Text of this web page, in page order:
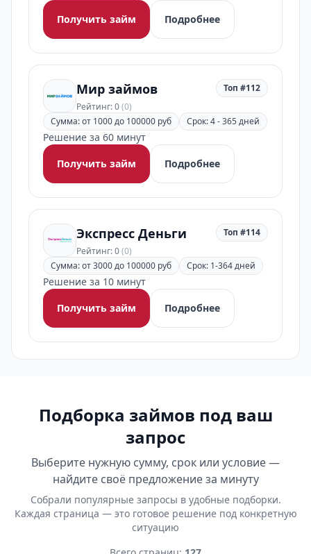
Получить займ
Подробнее
Мир займов
Рейтинг: 0(0)
Топ #112
Сумма: от 1000 до 100000 руб Срок: 4 - 365 дней
Решение за 60 минут
Получить займ
Подробнее
Экспресс Деньги
Рейтинг: 0(0)
Топ #114
Сумма: от 3000 до 100000 руб Срок: 1-364 дней
Решение за 10 минут
Получить займ
Подробнее
Подборка займов под ваш
запрос
Выберите нужную сумму, срок или условие —
найдите своё предложение за минуту
Собрали популярные запросы в удобные подборки.
Каждая страница — это готовое решение под конкретную
ситуацию